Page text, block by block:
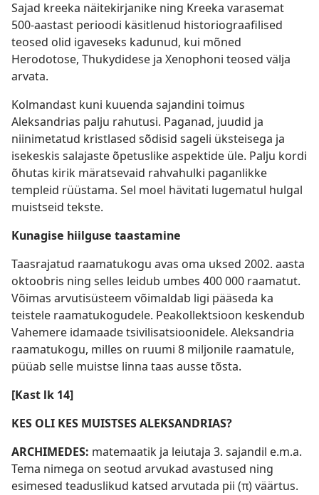
Sajad kreeka näitekirjanike ning Kreeka varasemat
500-aastast perioodi käsitlenud historiograafilised
teosed olid igaveseks kadunud, kui mõned
Herodotose, Thukydidese ja Xenophoni teosed välja
arvata.
Kolmandast kuni kuuenda sajandini toimus
Aleksandrias palju rahutusi. Paganad, juudid ja
niinimetatud kristlased sõdisid sageli üksteisega ja
isekeskis salajaste õpetuslike aspektide üle. Palju kordi
õhutas kirik märatsevaid rahvahulki paganlikke
templeid rüüstama. Sel moel hävitati lugematul hulgal
muistseid tekste.
Kunagise hiilguse taastamine
Taasrajatud raamatukogu avas oma uksed 2002. aasta
oktoobris ning selles leidub umbes 400 000 raamatut.
Võimas arvutisüsteem võimaldab ligi pääseda ka
teistele raamatukogudele. Peakollektsioon keskendub
Vahemere idamaade tsivilisatsioonidele. Aleksandria
raamatukogu, milles on ruumi 8 miljonile raamatule,
püüab selle muistse linna taas ausse tõsta.
[Kast lk 14]
KES OLI KES MUISTSES ALEKSANDRIAS?
ARCHIMEDES: matemaatik ja leiutaja 3. sajandil e.m.a.
Tema nimega on seotud arvukad avastused ning
esimesed teaduslikud katsed arvutada pii (π) väärtus.